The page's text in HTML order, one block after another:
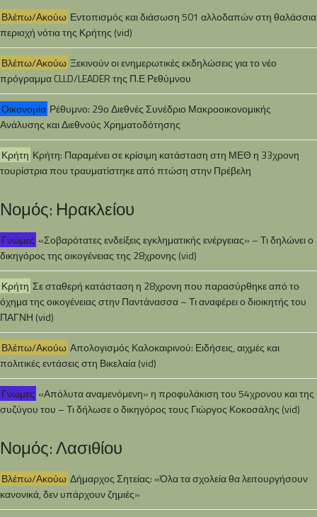
Βλέπω/Ακούω Εντοπισμός και διάσωση 501 αλλοδαπών στη θαλάσσια
περιοχή νότια της Κρήτης (vid)
Βλέπω/Ακούω Ξεκινούν οι ενημερωτικές εκδηλώσεις για το νέο
πρόγραμμα CLLD/LEADER της Π.Ε Ρεθύμνου
Οικονομία Ρέθυμνο: 29ο Διεθνές Συνέδριο Μακροοικονομικής
Ανάλυσης και Διεθνούς Χρηματοδότησης
Κρήτη Κρήτη: Παραμένει σε κρίσιμη κατάσταση στη ΜΕΘ η 33χρονη
τουρίστρια που τραυματίστηκε από πτώση στην Πρέβελη
Νομός: Ηρακλείου
Γνώμες «Σοβαρότατες ενδείξεις εγκληματικής ενέργειας» – Τι δηλώνει ο
δικηγόρος της οικογένειας της 28χρονης (vid)
Κρήτη Σε σταθερή κατάσταση η 28χρονη που παρασύρθηκε από το
όχημα της οικογένειας στην Παντάνασσα – Τι αναφέρει ο διοικητής του
ΠΑΓΝΗ (vid)
Βλέπω/Ακούω Απολογισμός Καλοκαιρινού: Ειδήσεις, αιχμές και
πολιτικές εντάσεις στη Βικελαία (vid)
Γνώμες «Απόλυτα αναμενόμενη» η προφυλάκιση του 54χρονου και της
συζύγου του – Τι δήλωσε ο δικηγόρος τους Γιώργος Κοκοσάλης (vid)
Νομός: Λασιθίου
Βλέπω/Ακούω Δήμαρχος Σητείας: «Όλα τα σχολεία θα λειτουργήσουν
κανονικά, δεν υπάρχουν ζημιές»